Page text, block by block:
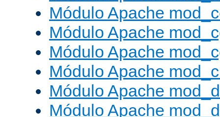
Módulo Apache
Módulo Apache
Módulo Apache
Módulo Apache
Módulo Apache
Módulo Apache